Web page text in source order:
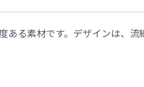
ある素材です。デザインは、流